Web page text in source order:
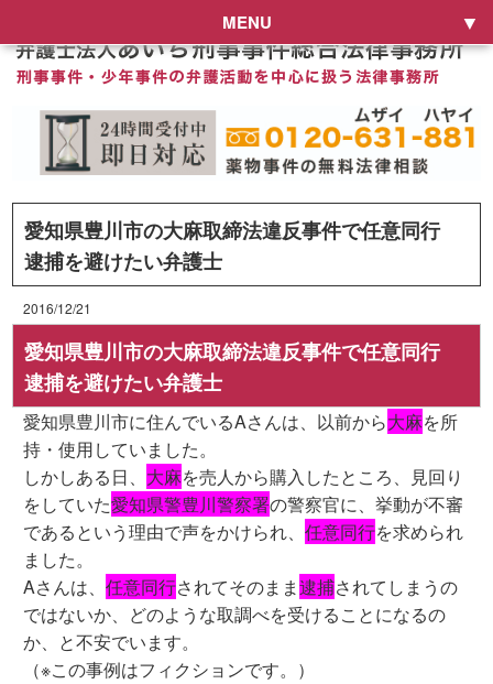
MENU
愛知県豊川市の大麻取締法違反事件で任意同行
逮捕を避けたい弁護士
2016/12/21
愛知県豊川市の大麻取締法違反事件で任意同行
逮捕を避けたい弁護士
愛知県豊川市に住んでいるAさんは、以前から大麻を所
持・使用していました。
しかしある日、 大麻を売人から購入したところ、見回り
をしていた愛知県警豊川警察署の警察官に、挙動が不審
であるという理由で声をかけられ、任意同行を求められ
ました。
Aさんは、任意同行されてそのまま逮捕されてしまうの
ではないか、どのような取調べを受けることになるの
か、と不安でいます。
（※この事例はフィクションです。）